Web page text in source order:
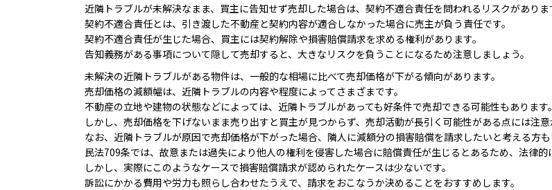
近隣トラブルが未解決なまま、買主に告知せず売却した場合は、契約不適合責任を問われるリスクがありま
契約不適合責任とは、引き渡した不動産と契約内容が適合しなかった場合に売主が負う責任です。
契約不適合責任が生じた場合、買主には契約解除や損害賠償請求を求める権利があります。
告知義務がある事項について隠して売却すると、大きなリスクを負うことになるため注意しましょう。
未解決の近隣トラブルがある物件は、一般的な相場に比べて売却価格が下がる傾向があります。
売却価格の減額幅は、近隣トラブルの内容や程度によってさまざまです。
不動産の立地や建物の状態などによっては、近隣トラブルがあっても好条件で売却できる可能性もあります。
しかし、売却価格を下げないまま売り出すと買主が見つからず、売却活動が長引く可能性がある点には注意
なお、近隣トラブルが原因で売却価格が下がった場合、隣人に減額分の損害賠償を請求したいと考える方も
民法709条では、故意または過失により他人の権利を侵害した場合に賠償責任が生じるとあるため、法律的
しかし、実際にこのようなケースで損害賠償請求が認められたケースは少ないです。
訴訟にかかる費用や労力も照らし合わせたうえで、請求をおこなうか決めることをおすすめします。